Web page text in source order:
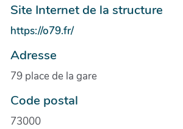
Site Internet de la structure
https://o79.fr/
Adresse
79 place de la gare
Code postal
73000